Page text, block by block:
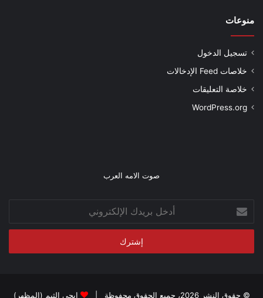
منوعات
تسجيل الدخول
خلاصات Feed الإدخالات
خلاصة التعليقات
WordPress.org
صوت الامه العرب
بريدك
الإلكتروني
© حقوق النشر 2026، جميع الحقوق محفوظة | ايجى الثيم (المظهر)